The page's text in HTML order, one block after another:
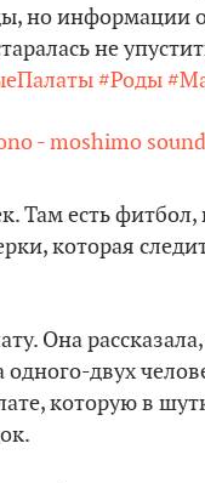
но информации
не
#Роды
- moshimo
Там есть
которая
Она
двух
которую в